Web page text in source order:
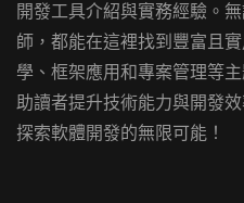
開發工具介紹與實務經驗。
師，都能在這裡找到豐富且
學、框架應用和專案管理等
助讀者提升技術能力與開發
探索軟體開發的無限可能！